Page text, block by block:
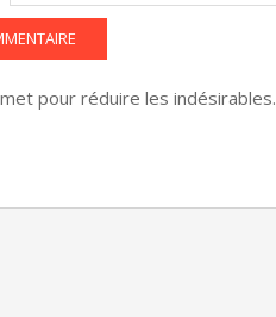
pour réduire les indésirables.